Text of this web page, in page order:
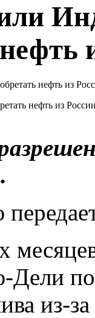
нефть из
Дели
из-